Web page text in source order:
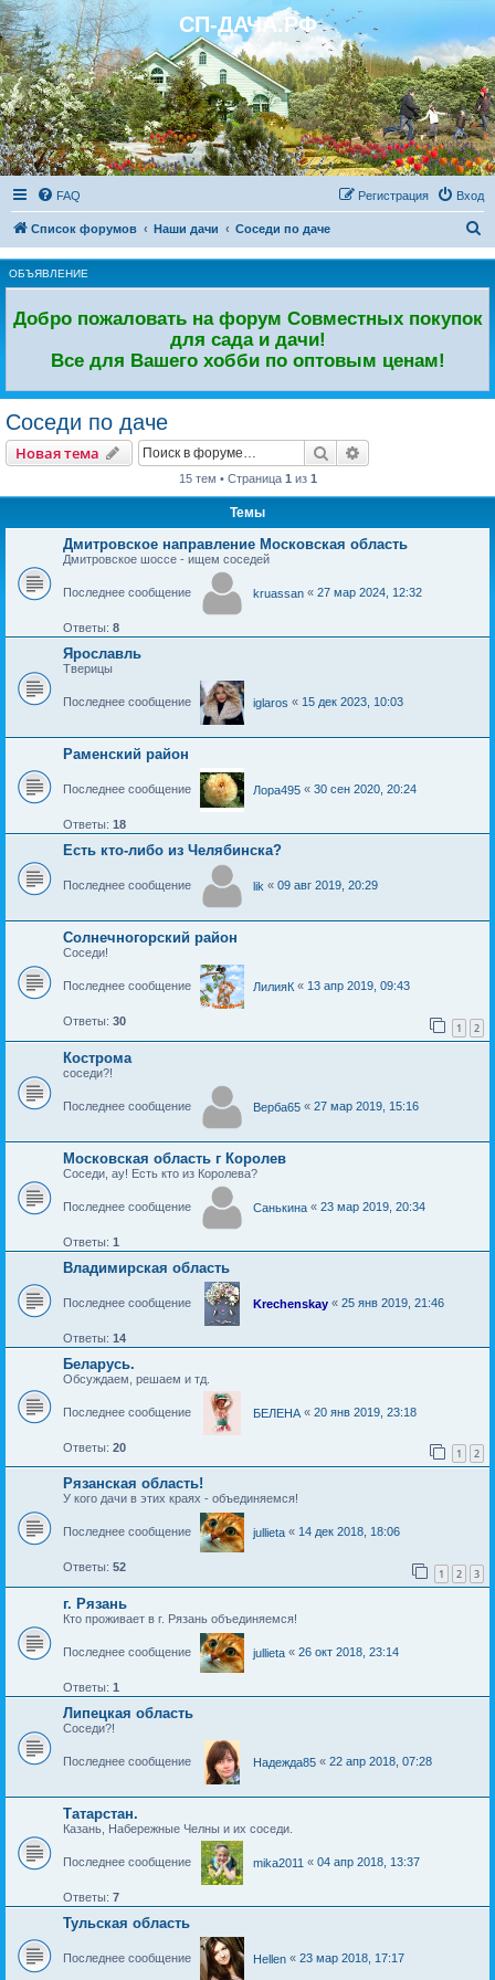
Регистрация СП-ДАЧА.РФ
FAQ Вход
Регистрация
Список форумов Наши дачи Соседи по даче
ОБЪЯВЛЕНИЕ
Добро пожаловать на форум Совместных покупок
для сада и дачи!
Все для Вашего хобби по оптовым ценам!
Соседи по даче
Новая тема
Новаятема Поиск
15 тем • Страница 1 из 1
Темы
Дмитровское направление Московская область
Дмитровское шоссе - ищем соседей
Последнее сообщение kruassan « 27 мар 2024, 12:32
Ответы: 8
Ярославль
Тверицы
Последнее сообщение iglaros « 15 дек 2023, 10:03
Раменский район
Последнее сообщение Лора495 « 30 сен 2020, 20:24
Ответы: 18
Есть кто-либо из Челябинска?
Последнее сообщение lik « 09 авг 2019, 20:29
Солнечногорский район
Соседи!
Последнее сообщение ЛилияК « 13 апр 2019, 09:43
Ответы: 30 1 2
Кострома
соседи?!
Последнее сообщение Верба65 « 27 мар 2019, 15:16
Московская область г Королев
Соседи, ау! Есть кто из Королева?
Последнее сообщение Санькина « 23 мар 2019, 20:34
Ответы: 1
Владимирская область
Последнее сообщение Krechenskay « 25 янв 2019, 21:46
Ответы: 14
Беларусь.
Обсуждаем, решаем и тд.
Последнее сообщение БЕЛЕНА « 20 янв 2019, 23:18
Ответы: 20 1 2
Рязанская область!
У кого дачи в этих краях - объединяемся!
Последнее сообщение jullieta « 14 дек 2018, 18:06
Ответы: 52 1 2 3
г. Рязань
Кто проживает в г. Рязань объединяемся!
Последнее сообщение jullieta « 26 окт 2018, 23:14
Ответы: 1
Липецкая область
Соседи?!
Последнее сообщение Надежда85 « 22 апр 2018, 07:28
Татарстан.
Казань, Набережные Челны и их соседи.
Последнее сообщение mika2011 « 04 апр 2018, 13:37
Ответы: 7
Тульская область
Последнее сообщение Hellen « 23 мар 2018, 17:17